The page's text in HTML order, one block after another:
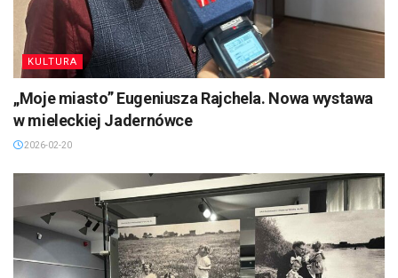
KULTURA
„Moje miasto” Eugeniusza Rajchela. Nowa wystawa
w mieleckiej Jadernówce
2026-02-20